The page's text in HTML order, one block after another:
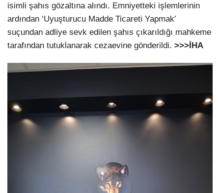
isimli şahıs gözaltına alındı. Emniyetteki işlemlerinin
ardından ‘Uyuşturucu Madde Ticareti Yapmak’
suçundan adliye sevk edilen şahıs çıkarıldığı mahkeme
tarafından tutuklanarak cezaevine gönderildi. >>>İHA